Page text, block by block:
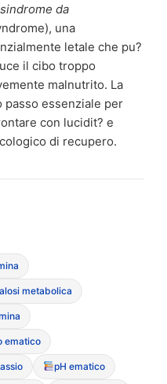
sindrome da
una
letale che pu?
il cibo troppo
malnutrito. La
essenziale per
con lucidit? e
di recupero.
metabolica
ematico
pH ematico